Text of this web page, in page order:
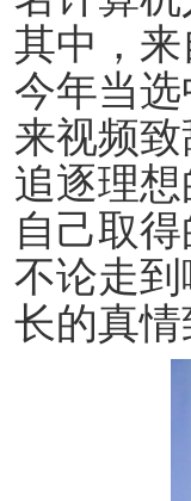
其中，
今年当
来视频
追逐理
自己取
不论走
长的真